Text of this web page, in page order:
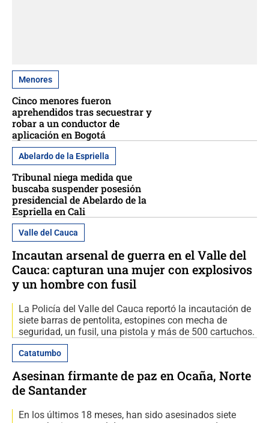
Menores
Cinco menores fueron
aprehendidos tras secuestrar y
robar a un conductor de
aplicación en Bogotá
Abelardo de la Espriella
Tribunal niega medida que
buscaba suspender posesión
presidencial de Abelardo de la
Espriella en Cali
Valle del Cauca
Incautan arsenal de guerra en el Valle del
Cauca: capturan una mujer con explosivos
y un hombre con fusil
La Policía del Valle del Cauca reportó la incautación de
siete barras de pentolita, estopines con mecha de
seguridad, un fusil, una pistola y más de 500 cartuchos.
Catatumbo
Asesinan firmante de paz en Ocaña, Norte
de Santander
En los últimos 18 meses, han sido asesinados siete